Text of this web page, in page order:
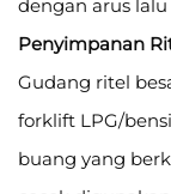
dengan arus
Penyimpanan
Gudang ritel
forklift LPG/
buang yang